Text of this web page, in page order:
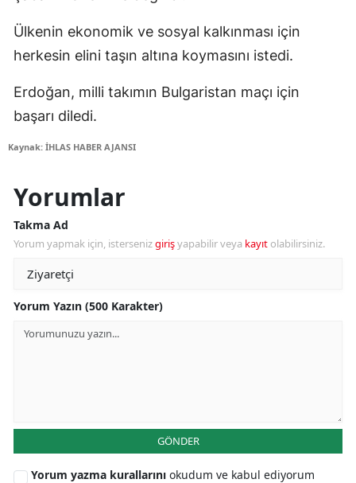
Ülkenin ekonomik ve sosyal kalkınması için
herkesin elini taşın altına koymasını istedi.
Erdoğan, milli takımın Bulgaristan maçı için
başarı diledi.
Kaynak: İHLAS HABER AJANSI
Yorumlar
Takma Ad
Yorum yapmak için, istersenizgirişyapabilir veya kayıt olabilirsiniz.
Yorum Yazın (500 Karakter)
GÖNDER
Yorum yazma kurallarını okudum ve kabul ediyorum